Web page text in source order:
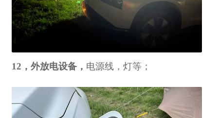
12，外放电设备， 电源线，灯等；